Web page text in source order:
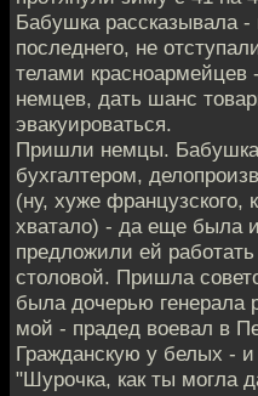
Бабушка рассказывала
последнего, не
телами красноармейцев
немцев, дать шанс
эвакуироваться.
Пришли немцы.
бухгалтером,
(ну, хуже французского,
хватало) - да еще была
предложили ей
столовой. Пришла
была дочерью генерала
мой - прадед воевал в
Гражданскую у белых - и
"Шурочка, как ты могла